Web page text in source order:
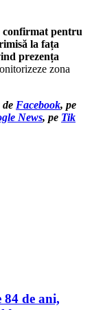
confirmat pentru
la fața
prezența
zona
de Facebook, pe
News, pe Tik
de ani,